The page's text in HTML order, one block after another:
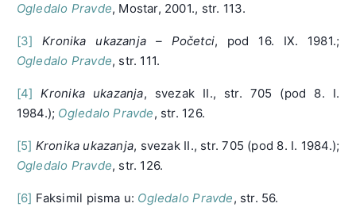
Ogledalo Pravde, Mostar, 2001., str. 113.
[3] Kronika ukazanja – Početci, pod 16. IX. 1981.;
Ogledalo Pravde, str. 111.
[4] Kronika ukazanja, svezak II., str. 705 (pod 8. I.
1984.); Ogledalo Pravde, str. 126.
[5] Kronika ukazanja, svezak II., str. 705 (pod 8. I. 1984.);
Ogledalo Pravde, str. 126.
[6] Faksimil pisma u: Ogledalo Pravde, str. 56.